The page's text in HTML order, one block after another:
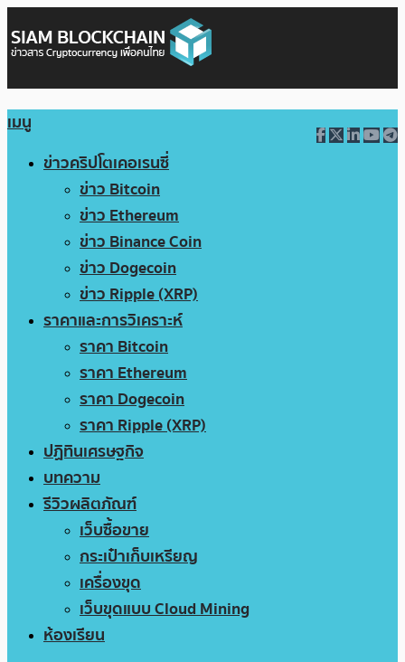
เมนู
ข่าวคริปโตเคอเรนซี่
ข่าว Bitcoin
ข่าว Ethereum
ข่าว Binance Coin
ข่าว Dogecoin
ข่าว Ripple (XRP)
ราคาและการวิเคราะห์
ราคา Bitcoin
ราคา Ethereum
ราคา Dogecoin
ราคา Ripple (XRP)
ปฏิทินเศรษฐกิจ
บทความ
รีวิวผลิตภัณฑ์
เว็บซื้อขาย
กระเป๋าเก็บเหรียญ
เครื่องขุด
เว็บขุดแบบ Cloud Mining
ห้องเรียน